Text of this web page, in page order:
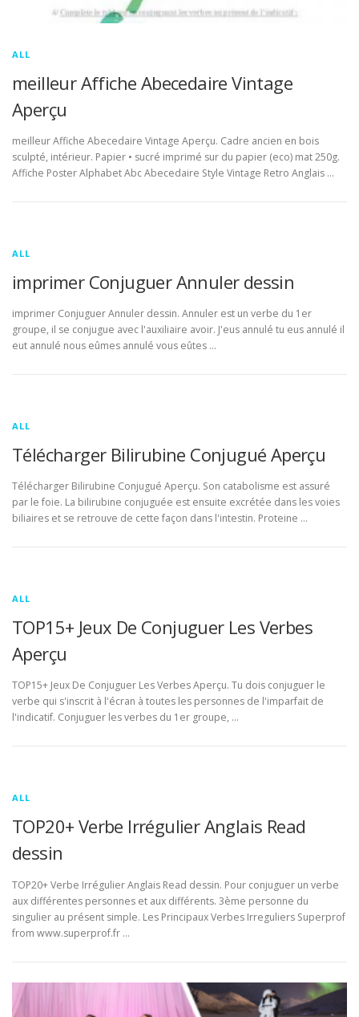
ALL
meilleur Affiche Abecedaire Vintage
Aperçu
meilleur Affiche Abecedaire Vintage Aperçu. Cadre ancien en bois
sculpté, intérieur. Papier • sucré imprimé sur du papier (eco) mat 250g.
Affiche Poster Alphabet Abc Abecedaire Style Vintage Retro Anglais …
ALL
imprimer Conjuguer Annuler dessin
imprimer Conjuguer Annuler dessin. Annuler est un verbe du 1er
groupe, il se conjugue avec l'auxiliaire avoir. J'eus annulé tu eus annulé il
eut annulé nous eûmes annulé vous eûtes …
ALL
Télécharger Bilirubine Conjugué Aperçu
Télécharger Bilirubine Conjugué Aperçu. Son catabolisme est assuré
par le foie. La bilirubine conjuguée est ensuite excrétée dans les voies
biliaires et se retrouve de cette façon dans l'intestin. Proteine …
ALL
TOP15+ Jeux De Conjuguer Les Verbes
Aperçu
TOP15+ Jeux De Conjuguer Les Verbes Aperçu. Tu dois conjuguer le
verbe qui s'inscrit à l'écran à toutes les personnes de l'imparfait de
l'indicatif. Conjuguer les verbes du 1er groupe, …
ALL
TOP20+ Verbe Irrégulier Anglais Read
dessin
TOP20+ Verbe Irrégulier Anglais Read dessin. Pour conjuguer un verbe
aux différentes personnes et aux différents. 3ème personne du
singulier au présent simple. Les Principaux Verbes Irreguliers Superprof
from www.superprof.fr …